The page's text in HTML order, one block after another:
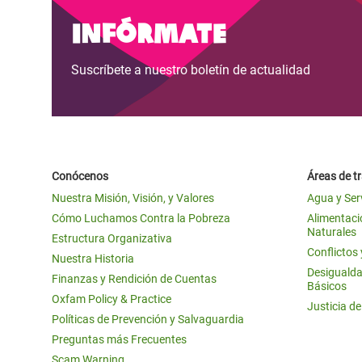
Conflictos y Desastres
Desigualdad Extrema y
Servicios Sociales Básicos
Gender, Rights, and Justice
en
en
Crisis
Crisis
#ActuaPorElClima
Erradiquemos el Sufrimiento Humano que
se Oculta tras los Alimentos
¡Basta! Acabemos con las violencias contra
ayuda
navegación
Infórmate
Suscríbete a nuestro boletín de actualidad
Conócenos
Nuestra Misión, Visión, y Valores
Cómo Luchamos Contra la Pobreza
Estructura Organizativa
Nuestra Historia
Finanzas y Rendición de Cuentas
Oxfam Policy & Practice
Políticas de Prevención y Salvaguardia
Preguntas más Frecuentes
Áreas de
Agua y
Naturales
Conflictos
Básicos
Justicia de